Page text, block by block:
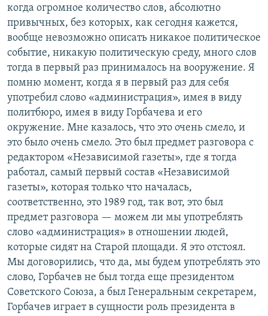
когда огромное количество слов, абсолютно
привычных, без которых, как сегодня кажется,
вообще невозможно описать никакое политическое
событие, никакую политическую среду, много слов
тогда в первый раз принималось на вооружение. Я
помню момент, когда я в первый раз для себя
употребил слово «администрация», имея в виду
политбюро, имея в виду Горбачева и его
окружение. Мне казалось, что это очень смело, и
это было очень смело. Это был предмет разговора с
редактором «Независимой газеты», где я тогда
работал, самый первый состав «Независимой
газеты», которая только что началась,
соответственно, это 1989 год, так вот, это был
предмет разговора — можем ли мы употреблять
слово «администрация» в отношении людей,
которые сидят на Старой площади. Я это отстоял.
Мы договорились, что да, мы будем употреблять это
слово, Горбачев не был тогда еще президентом
Советского Союза, а был Генеральным секретарем,
Горбачев играет в сущности роль президента в